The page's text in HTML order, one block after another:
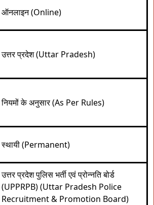
ऑनलाइन (Online)
उत्तर प्रदेश (Uttar Pradesh)
नियमों के अनुसार (As Per Rules)
स्थायी (Permanent)
उत्तर प्रदेश पुलिस भर्ती एवं प्रोन्नति बोर्ड
(UPPRPB) (Uttar Pradesh Police
Recruitment & Promotion Board)